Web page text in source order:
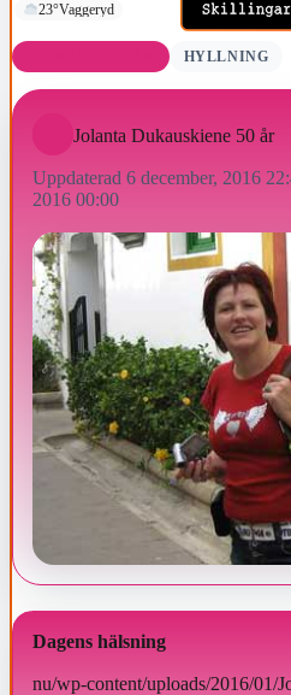
23°Vaggeryd
HYLLNING
Jolanta Dukauskiene 50 år
Uppdaterad 6 december, 2016
2016 00:00
Dagens hälsning
nu/wp-content/uploads/2016/01/